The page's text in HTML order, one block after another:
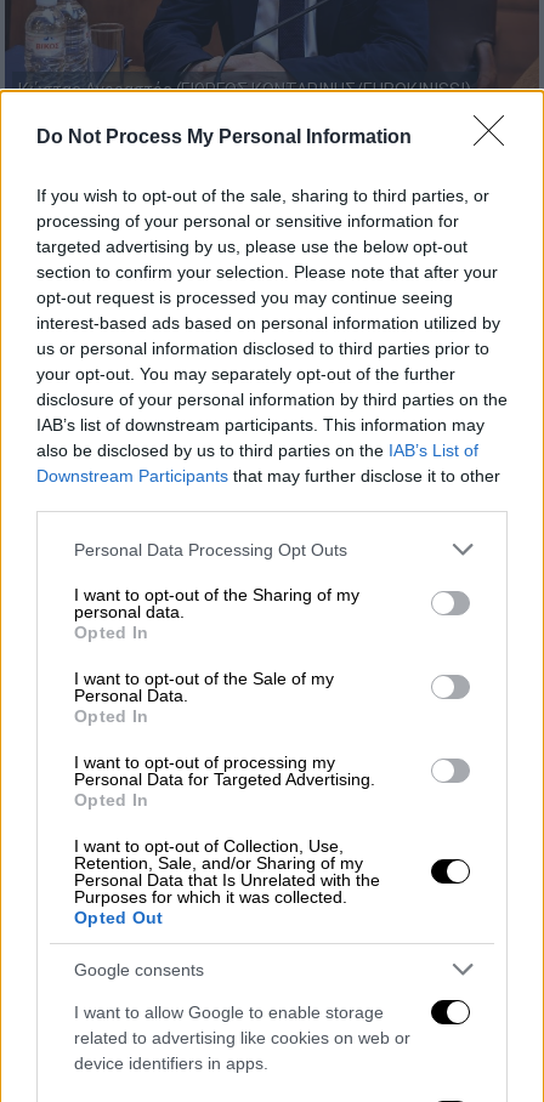
Do Not Process My Personal Information
If you wish to opt-out of the sale, sharing to third parties, or
processing of your personal or sensitive information for
targeted advertising by us, please use the below opt-out
section to confirm your selection. Please note that after your
opt-out request is processed you may continue seeing
interest-based ads based on personal information utilized by
us or personal information disclosed to third parties prior to
your opt-out. You may separately opt-out of the further
disclosure of your personal information by third parties on the
IAB’s list of downstream participants. This information may
also be disclosed by us to third parties on the IAB’s List of
Downstream Participants that may further disclose it to other
Please note that this website/app uses one or more Google
not limited to your visit or usage behaviour. You may click to
grant or deny consent to Google and its third-party tags to
use your data for below specified purposes in below Google
consent section.
Personal Data Processing Opt Outs
I want to opt-out of the Sharing of my
personal data.
Opted In
I want to opt-out of the Sale of my
Personal Data.
Opted In
I want to opt-out of processing my
Personal Data for Targeted Advertising.
Opted In
I want to opt-out of Collection, Use,
Retention, Sale, and/or Sharing of my
Personal Data that Is Unrelated with the
Purposes for which it was collected.
Opted Out
Google consents
I want to allow Google to enable storage
related to advertising like cookies on web or
device identifiers in apps.
Κώστας Αγοραστός (ΓΙΩΡΓΟΣ ΚΟΝΤΑΡΙΝΗΣ/EUROKINISSI)
ΗΕισαγγελία πρωτοδικών Λάρισας άσκησε
δίωξη για παράβαση καθήκοντος κατά του
πρώην περιφερειάρχη Θεσσαλίας,Κώστα
Αγοραστούκαι άλλων 3 προσώπων για τους
χειρισμούς στο σημείο της τραγωδίας, μετά
τη σύγκρουση τωντρένων σταΤέμπη.
ΔΙΑΒΑΣΤΕ ΕΠΙΣΗΣ
Ελλάδα|17.07.2024 19:13
Βελτιωμένη η εικόνα της φωτιάς στο
Σοφικό: Οι ισχυροί άνεμοι
δυσκολεύουν την κατάσβεση - Μάχη
μέχρι να νυχτώσει
Οι διώξεις ήρθαν μετά την ολοκλήρωση της
συμπληρωματικής έρευνας που ζήτησε η
συγγενών των θυμάτων.
Διώξεις για το μπάζωμα της περιοχής
Οι διώξεις είναι πλημμεληματικού
χαρακτήρα και αφορούν σε ενέργειες που
έκαναν οι4 υπηρεσιακοί παράγοντες σε
σχέση με την διαμόρφωση του χώρου, μετά